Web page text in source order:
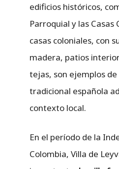
edificios históricos,
Parroquial y las Casas
casas coloniales, con
madera, patios
tejas, son ejemplos
tradicional española
contexto local.
En el período de la
Colombia, Villa de